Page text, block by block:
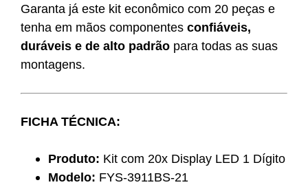
Garanta já este kit econômico com 20 peças e
tenha em mãos componentes confiáveis,
duráveis e de alto padrão para todas as suas
montagens.
FICHA TÉCNICA:
Produto: Kit com 20x Display LED 1 Dígito
Modelo: FYS-3911BS-21